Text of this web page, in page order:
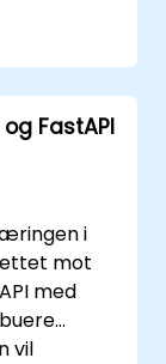
FastAPI
i
mot
med
vil